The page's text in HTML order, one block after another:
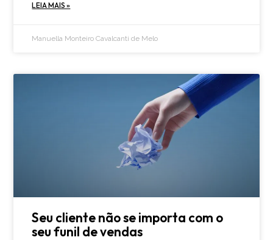
LEIA MAIS »
Manuella Monteiro Cavalcanti de Melo
Seu cliente não se importa com o
seu funil de vendas